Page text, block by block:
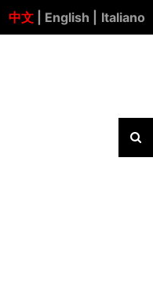
中文 | English | Italiano